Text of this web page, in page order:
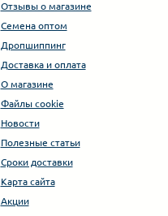
Отзывы о магазине
Семена оптом
Дропшиппинг
Доставка и оплата
О магазине
Файлы cookie
Новости
Полезные статьи
Сроки доставки
Карта сайта
Акции